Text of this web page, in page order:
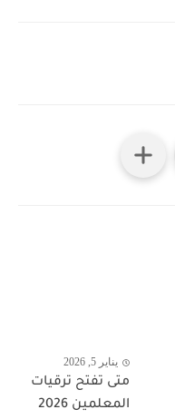
يناير 5, 2026
متى تفتح ترقيات
المعلمين 2026